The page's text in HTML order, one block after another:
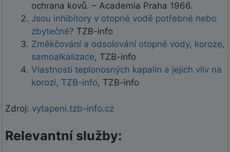
ochrana kovů. – Academia Praha 1966.
Jsou inhibitory v otopné vodě potřebné nebo
zbytečné? TZB-info
Změkčování a odsolování otopné vody, koroze,
samoalkalizace, TZB-info
Vlastnosti teplonosných kapalin a jejich vliv na
korozi, TZB-info, TZB-info
Zdroj: vytapeni.tzb-info.cz
Relevantní služby: